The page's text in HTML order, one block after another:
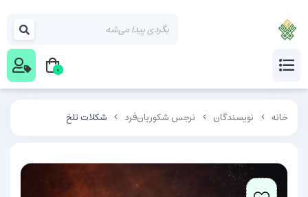
خانه نویسندگان نرجس شکوریان‌فرد شکلات تلخ
0